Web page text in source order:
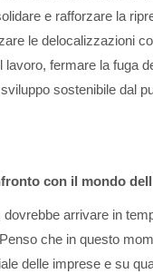
e rafforzare la
le delocalizzazioni
fermare la fuga
sostenibile dal
con il mondo
arrivare in
che in questo
delle imprese e su